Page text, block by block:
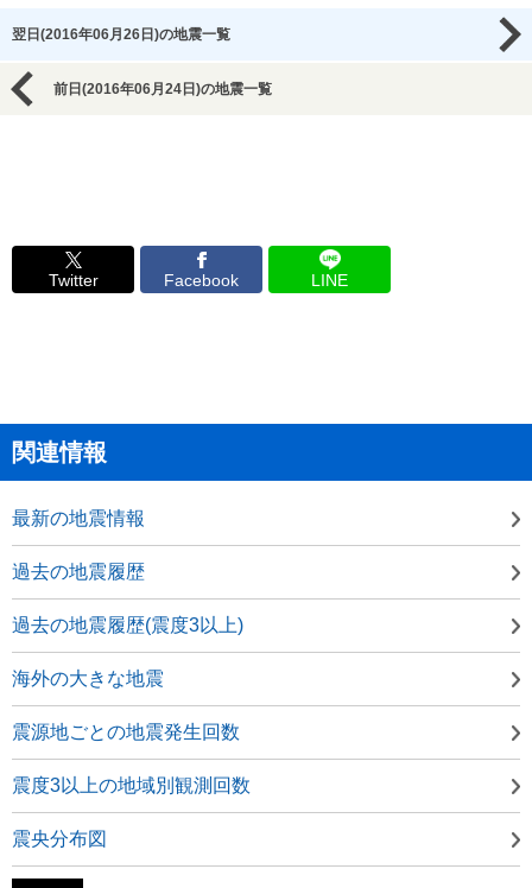
翌日(2016年06月26日)の地震一覧
前日(2016年06月24日)の地震一覧
Twitter Facebook LINE
関連情報
最新の地震情報
過去の地震履歴
過去の地震履歴(震度3以上)
海外の大きな地震
震源地ごとの地震発生回数
震度3以上の地域別観測回数
震央分布図